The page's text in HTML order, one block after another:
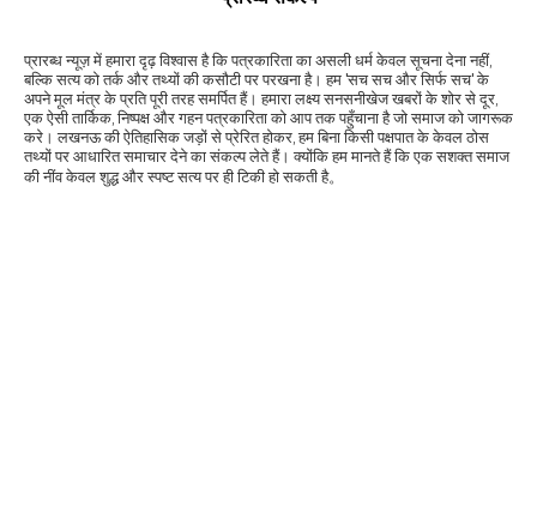
प्रारब्ध न्यूज़ में हमारा दृढ़ विश्वास है कि पत्रकारिता का असली धर्म केवल सूचना देना नहीं,
बल्कि सत्य को तर्क और तथ्यों की कसौटी पर परखना है। हम 'सच सच और सिर्फ सच' के
अपने मूल मंत्र के प्रति पूरी तरह समर्पित हैं। हमारा लक्ष्य सनसनीखेज खबरों के शोर से दूर,
एक ऐसी तार्किक, निष्पक्ष और गहन पत्रकारिता को आप तक पहुँचाना है जो समाज को जागरूक
करे। लखनऊ की ऐतिहासिक जड़ों से प्रेरित होकर, हम बिना किसी पक्षपात के केवल ठोस
तथ्यों पर आधारित समाचार देने का संकल्प लेते हैं। क्योंकि हम मानते हैं कि एक सशक्त समाज
की नींव केवल शुद्ध और स्पष्ट सत्य पर ही टिकी हो सकती है。